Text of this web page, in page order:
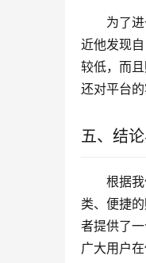
为了
近他发现
较低，而
还对平台
五、结
根据
类、便捷
者提供了
广大用户